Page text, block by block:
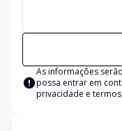
As informações
possa entrar em
privacidade e